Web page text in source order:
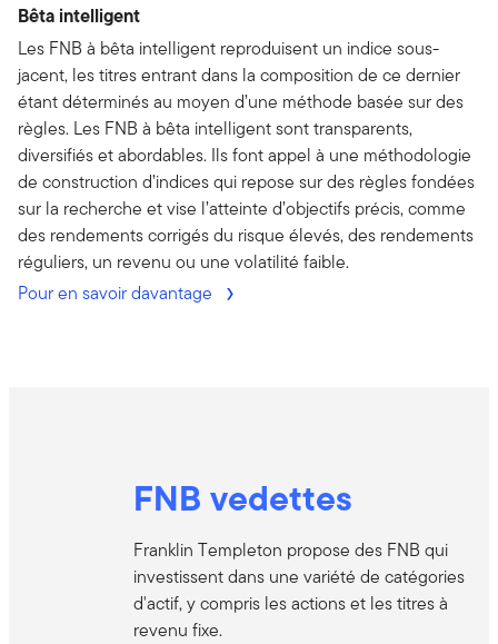
Bêta intelligent
Les FNB à bêta intelligent reproduisent un indice sous-
jacent, les titres entrant dans la composition de ce dernier
étant déterminés au moyen d’une méthode basée sur des
règles. Les FNB à bêta intelligent sont transparents,
diversifiés et abordables. Ils font appel à une méthodologie
de construction d’indices qui repose sur des règles fondées
sur la recherche et vise l’atteinte d’objectifs précis, comme
des rendements corrigés du risque élevés, des rendements
réguliers, un revenu ou une volatilité faible.
Pour en savoir davantage
FNB vedettes
Franklin Templeton propose des FNB qui
investissent dans une variété de catégories
d'actif, y compris les actions et les titres à
revenu fixe.